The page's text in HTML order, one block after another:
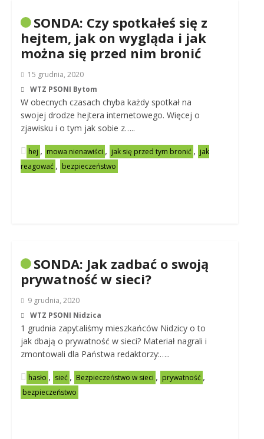
SONDA: Czy spotkałeś się z
hejtem, jak on wygląda i jak
można się przed nim bronić
15 grudnia, 2020
WTZ PSONI Bytom
W obecnych czasach chyba każdy spotkał na
swojej drodze hejtera internetowego. Więcej o
zjawisku i o tym jak sobie z…..
hej , mowa nienawiści , jak się przed tym bronić , jak
reagować , bezpieczeństwo
SONDA: Jak zadbać o swoją
prywatność w sieci?
9 grudnia, 2020
WTZ PSONI Nidzica
1 grudnia zapytaliśmy mieszkańców Nidzicy o to
jak dbają o prywatność w sieci? Materiał nagrali i
zmontowali dla Państwa redaktorzy:…..
hasło , sieć , Bezpieczeństwo w sieci , prywatność ,
bezpieczeństwo